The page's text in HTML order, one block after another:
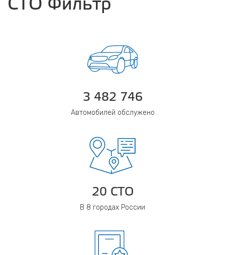
СТО Фильтр
3 482 746
Автомобилей обслужено
20 СТО
В 8 городах России